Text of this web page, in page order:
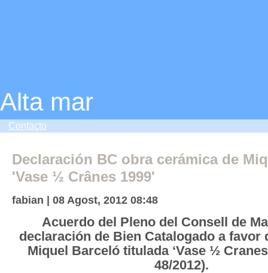
Alta mar
Contacto
Declaración BC obra cerámica de
'Vase ½ Crânes 1999'
fabian | 08 Agost, 2012 08:48
Acuerdo del Pleno del Consell de
declaración de Bien Catalogado a favor
Miquel Barceló titulada ‘Vase ½
48/2012).